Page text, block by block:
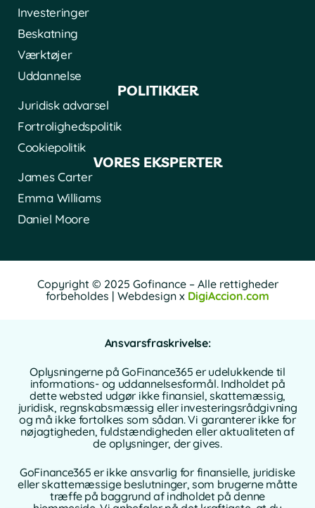
Investeringer
Beskatning
Værktøjer
Uddannelse
POLITIKKER
Juridisk advarsel
Fortrolighedspolitik
Cookiepolitik
VORES EKSPERTER
James Carter
Emma Williams
Daniel Moore
Copyright © 2025 Gofinance – Alle rettigheder
forbeholdes | Webdesign x DigiAccion.com
Ansvarsfraskrivelse:
Oplysningerne på GoFinance365 er udelukkende til
informations- og uddannelsesformål. Indholdet på
dette websted udgør ikke finansiel, skattemæssig,
juridisk, regnskabsmæssig eller investeringsrådgivning
og må ikke fortolkes som sådan. Vi garanterer ikke for
nøjagtigheden, fuldstændigheden eller aktualiteten af
de oplysninger, der gives.
GoFinance365 er ikke ansvarlig for finansielle, juridiske
eller skattemæssige beslutninger, som brugerne måtte
træffe på baggrund af indholdet på denne